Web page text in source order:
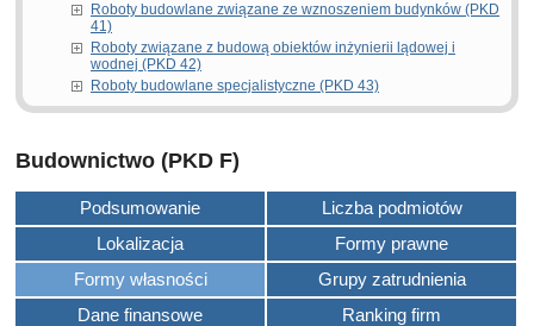
Roboty budowlane związane ze wznoszeniem budynków (PKD
41)
Roboty związane z budową obiektów inżynierii lądowej i
wodnej (PKD 42)
Roboty budowlane specjalistyczne (PKD 43)
Budownictwo (PKD F)
Podsumowanie
Liczba podmiotów
Lokalizacja
Formy prawne
Formy własności
Grupy zatrudnienia
Dane finansowe
Ranking firm